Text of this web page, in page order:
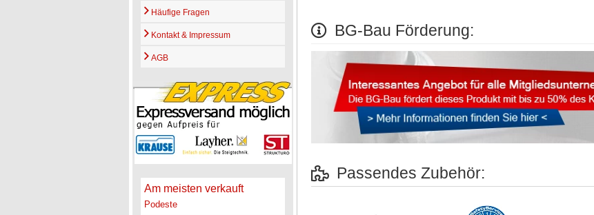
Häufige Fragen
Kontakt & Impressum
AGB
Am meisten verkauft
Podeste
BG-Bau Förderung:
Passendes Zubehör: